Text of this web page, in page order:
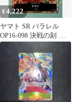
¥4,222
ヤマト SR パラレル
OP16-098 決戦の刻 神
イラスト 美品